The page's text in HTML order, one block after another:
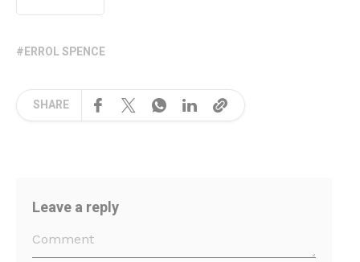
ERROL SPENCE
SHARE
Leave a reply